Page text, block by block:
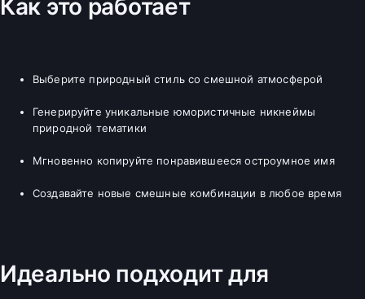
Как это работает
Выберите природный стиль со смешной атмосферой
Генерируйте уникальные юмористичные никнеймы
природной тематики
Мгновенно копируйте понравившееся остроумное имя
Создавайте новые смешные комбинации в любое время
Идеально подходит для